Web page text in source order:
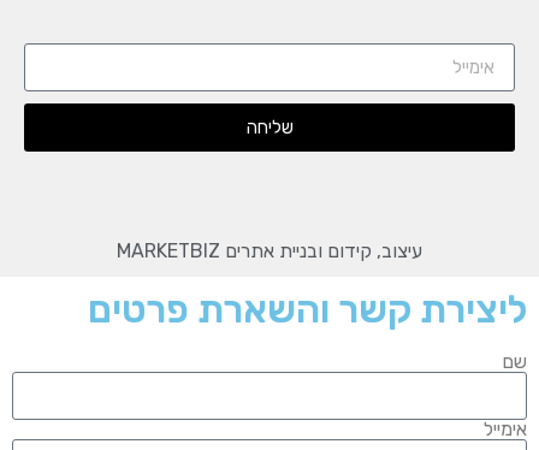
שליחה
עיצוב, קידום ובניית אתרים MARKETBIZ
ליצירת קשר והשארת פרטים
שם
אימייל